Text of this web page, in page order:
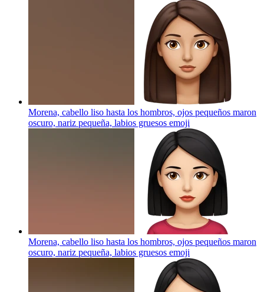
Morena, cabello liso hasta los hombros, ojos pequeños maron
oscuro, nariz pequeña, labios gruesos emoji
Morena, cabello liso hasta los hombros, ojos pequeños maron
oscuro, nariz pequeña, labios gruesos emoji